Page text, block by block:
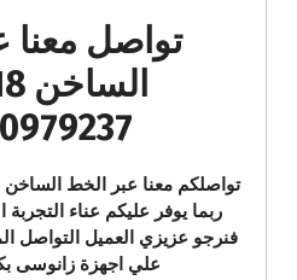
تواصل معنا
ربما يوفر عليكم عناء
فنرجو عزيزي العميل التواصل
علي اجهزة زانوسى